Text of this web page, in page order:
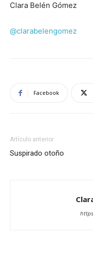
Clara Belén Gómez
@clarabelengomez
Facebook
Artículo anterior
Suspirado otoño